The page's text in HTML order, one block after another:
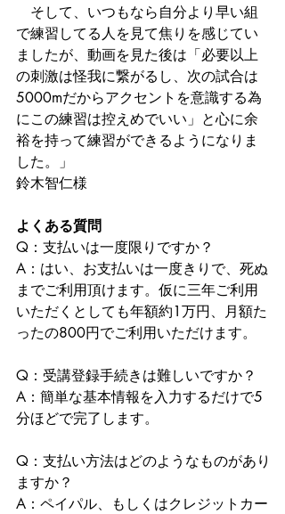
そして、いつもなら自分より早い組
で練習してる人を見て焦りを感じてい
ましたが、動画を見た後は「必要以上
の刺激は怪我に繋がるし、次の試合は
5000mだからアクセントを意識する為
にこの練習は控えめでいい」と心に余
裕を持って練習ができるようになりま
した。」
鈴木智仁様​
よくある質問
Q：支払いは一度限りですか？
A：はい、お支払いは一度きりで、死ぬ
までご利用頂けます。仮に三年ご利用
いただくとしても年額約1万円、月額た
ったの800円でご利用いただけます。
Q：受講登録手続きは難しいですか？
A：簡単な基本情報を入力するだけで5
分ほどで完了します。
Q：支払い方法はどのようなものがあり
ますか？
A：ペイパル、もしくはクレジットカー